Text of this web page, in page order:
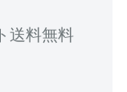
送料無料